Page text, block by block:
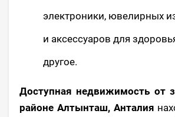
электроники, ювелирных
и аксессуаров для
другое.
Доступная недвижимость от
районе Алтынташ, Анталия